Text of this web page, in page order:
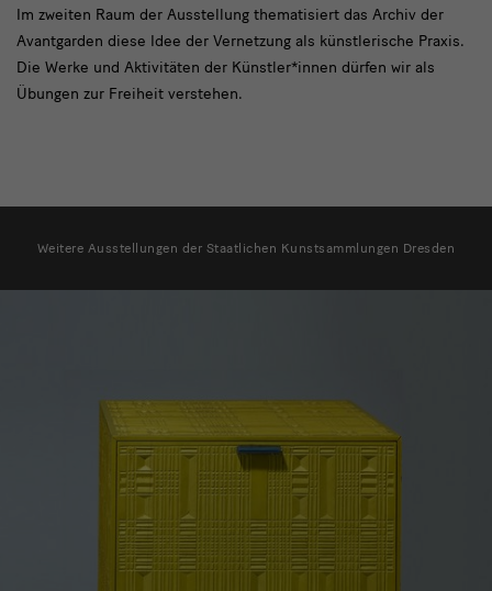
Text
Im zweiten Raum der Ausstellung thematisiert das Archiv der
Avantgarden diese Idee der Vernetzung als künstlerische Praxis.
Die Werke und Aktivitäten der Künstler*innen dürfen wir als
Übungen zur Freiheit verstehen.
Ausstellungen
Weitere Ausstellungen der Staatlichen Kunstsammlungen Dresden